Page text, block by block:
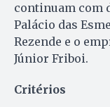
continuam com
Palácio das
Rezende e o
Júnior Friboi.
Critérios